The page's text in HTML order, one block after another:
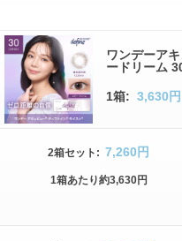
ワンデーア
ードリーム
1箱: 3,630円
2箱セット : 7,260円
1箱あたり約3,630円